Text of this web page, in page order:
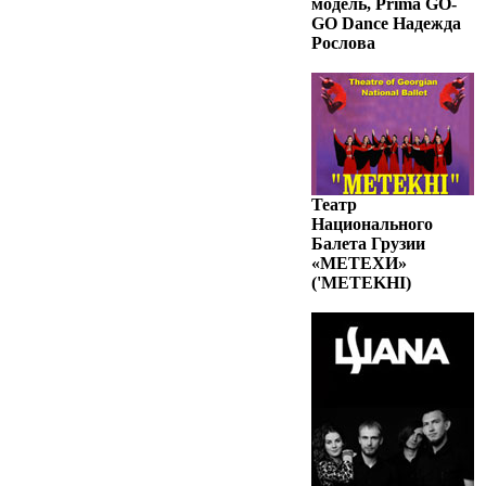
модель, Prima GO-
GO Dance Надежда
Рослова
Театр
Национального
Балета Грузии
«МЕТЕХИ»
('METEKHI)